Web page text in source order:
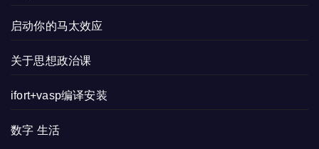
启动你的马太效应
关于思想政治课
ifort+vasp编译安装
数字 生活